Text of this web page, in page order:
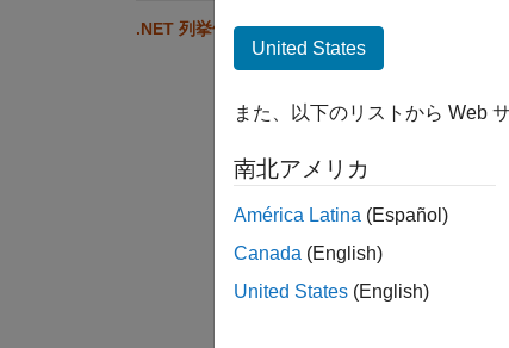
.NET 列挙値の double 型への変換
United States
また、以下のリストから Web
南北アメリカ
América Latina (Español)
Canada (English)
United States (English)